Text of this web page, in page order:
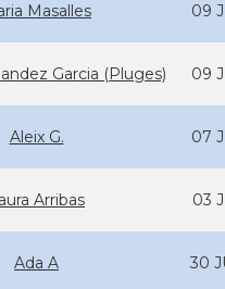
Masalles 09
Garcia (Pluges) 09
Aleix G. 07
Arribas 03
Ada A 30